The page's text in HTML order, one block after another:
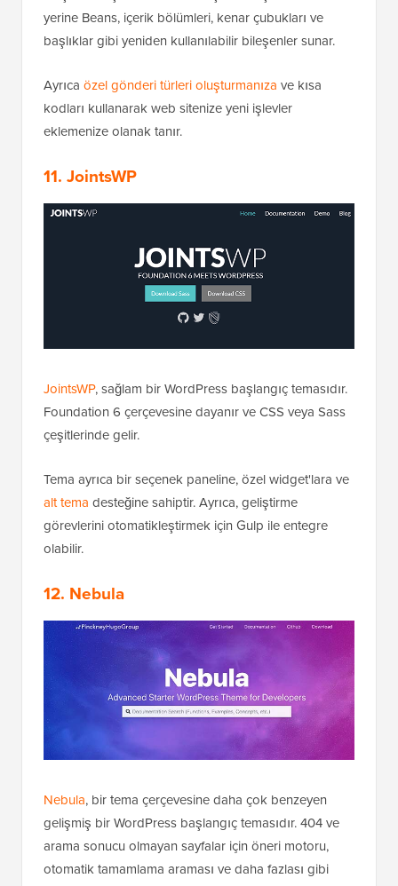
yerine Beans, içerik bölümleri, kenar çubukları ve
başlıklar gibi yeniden kullanılabilir bileşenler sunar.
Ayrıca özel gönderi türleri oluşturmanıza ve kısa
kodları kullanarak web sitenize yeni işlevler
eklemenize olanak tanır.
11. JointsWP
JointsWP, sağlam bir WordPress başlangıç temasıdır.
Foundation 6 çerçevesine dayanır ve CSS veya Sass
çeşitlerinde gelir.
Tema ayrıca bir seçenek paneline, özel widget'lara ve
alt tema desteğine sahiptir. Ayrıca, geliştirme
görevlerini otomatikleştirmek için Gulp ile entegre
olabilir.
12. Nebula
Nebula, bir tema çerçevesine daha çok benzeyen
gelişmiş bir WordPress başlangıç temasıdır. 404 ve
arama sonucu olmayan sayfalar için öneri motoru,
otomatik tamamlama araması ve daha fazlası gibi